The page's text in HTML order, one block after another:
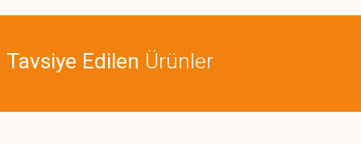
Ürün açıklamasında eksik bilgiler bulunuyor.
Tavsiye Edilen Ürünler